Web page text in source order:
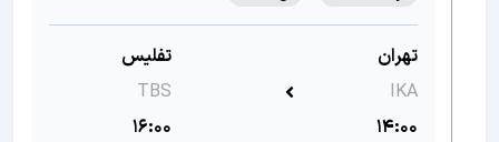
تهران
IKA
14:00
تفلیس
TBS
16:00